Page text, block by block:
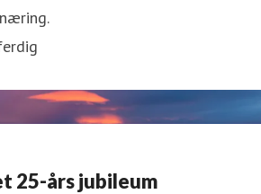
25-års jubileum